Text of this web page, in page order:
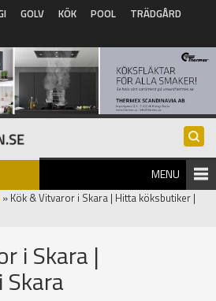
GOLV KÖK POOL
TRÄDGÅRD
MENU
» Kök & Vitvaror i Skara | Hitta köksbutiker |
i Skara |